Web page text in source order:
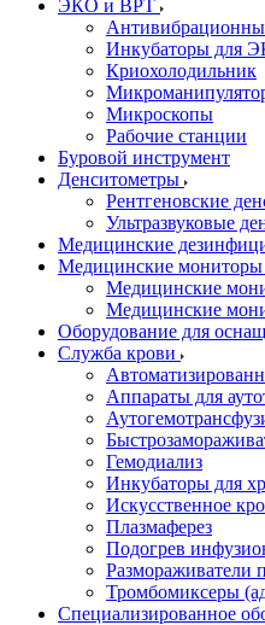
ЭКО и ВРТ
Инкубаторы для
Криохолодильник
Микроскопы
Рабочие станции
Буровой инструмент
Денситометры
Рентгеновские
Ультразвуковые
Медицинские
Медицинские мониторы
Медицинские
Медицинские
Оборудование для
Служба крови
Аппараты для
Гемодиализ
Инкубаторы для
Искусственное
Плазмаферез
Подогрев
Размораживатели
Тромбомиксеры
Специализированное